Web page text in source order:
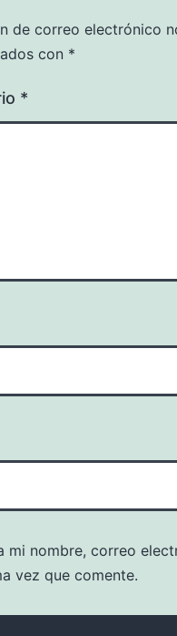
de correo electrónico
con *
*
mi nombre, correo
vez que comente.